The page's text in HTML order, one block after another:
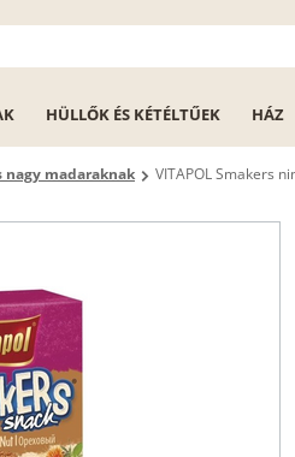
HÜLLŐK ÉS KÉTÉLTŰEK HÁZ
nagy madaraknak VITAPOL Smakers